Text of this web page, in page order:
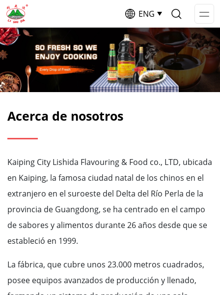
ENG
Acerca de nosotros
Kaiping City Lishida Flavouring & Food co., LTD, ubicada
en Kaiping, la famosa ciudad natal de los chinos en el
extranjero en el suroeste del Delta del Río Perla de la
provincia de Guangdong, se ha centrado en el campo
de sabores y alimentos durante 26 años desde que se
estableció en 1999.
La fábrica, que cubre unos 23.000 metros cuadrados,
posee equipos avanzados de producción y llenado,